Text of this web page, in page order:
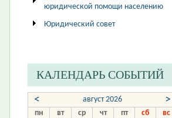
юридической помощи населению
Юридический совет
КАЛЕНДАРЬ СОБЫТИЙ
< август 2026 >
пн вт ср чт пт сб
вс